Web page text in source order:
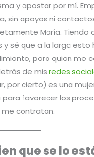
y apostar por mí.
sin apoyos ni
María. Tiendo
sé que a la larga esto
pero quien me
de mis redes
por cierto) es una
favorecer los
me contratan.
que se lo